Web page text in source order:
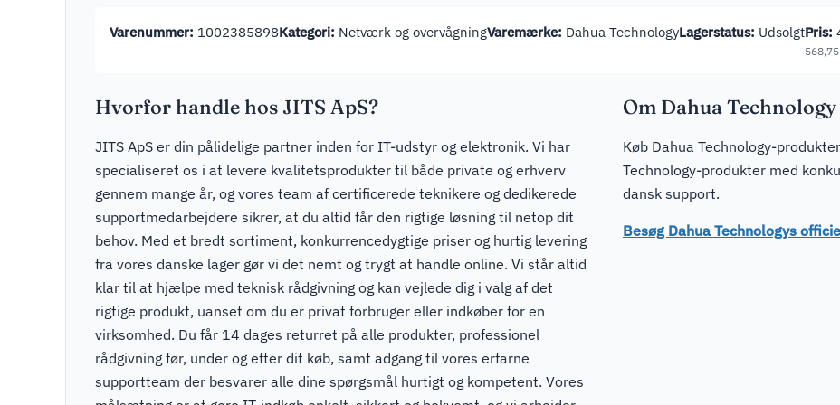
Varenummer: 1002385898Kategori: Netværk og overvågningVaremærke: Dahua TechnologyLagerstatus: UdsolgtPris:
568,75
Hvorfor handle hos JITS ApS?
JITS ApS er din pålidelige partner inden for IT-udstyr og elektronik. Vi har
specialiseret os i at levere kvalitetsprodukter til både private og erhverv
gennem mange år, og vores team af certificerede teknikere og dedikerede
supportmedarbejdere sikrer, at du altid får den rigtige løsning til netop dit
behov. Med et bredt sortiment, konkurrencedygtige priser og hurtig levering
fra vores danske lager gør vi det nemt og trygt at handle online. Vi står altid
klar til at hjælpe med teknisk rådgivning og kan vejlede dig i valg af det
rigtige produkt, uanset om du er privat forbruger eller indkøber for en
virksomhed. Du får 14 dages returret på alle produkter, professionel
rådgivning før, under og efter dit køb, samt adgang til vores erfarne
supportteam der besvarer alle dine spørgsmål hurtigt og kompetent. Vores
Om Dahua Technology
Køb Dahua Technology-
Technology-produkter med
dansk support.
Besøg Dahua Technologys